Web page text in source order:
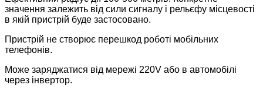
значення залежить від сили сигналу і рельєфу місцевості
в якій пристрій буде застосовано.
Пристрій не створює перешкод роботі мобільних
телефонів.
Може заряджатися від мережі 220V або в автомобілі
через інвертор.